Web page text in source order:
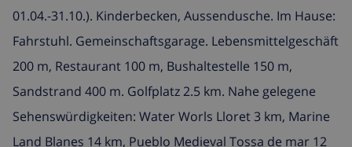
01.04.-31.10.). Kinderbecken, Aussendusche. Im Hause:
Fahrstuhl. Gemeinschaftsgarage. Lebensmittelgeschäft
200 m, Restaurant 100 m, Bushaltestelle 150 m,
Sandstrand 400 m. Golfplatz 2.5 km. Nahe gelegene
Sehenswürdigkeiten: Water Worls Lloret 3 km, Marine
Land Blanes 14 km, Pueblo Medieval Tossa de mar 12